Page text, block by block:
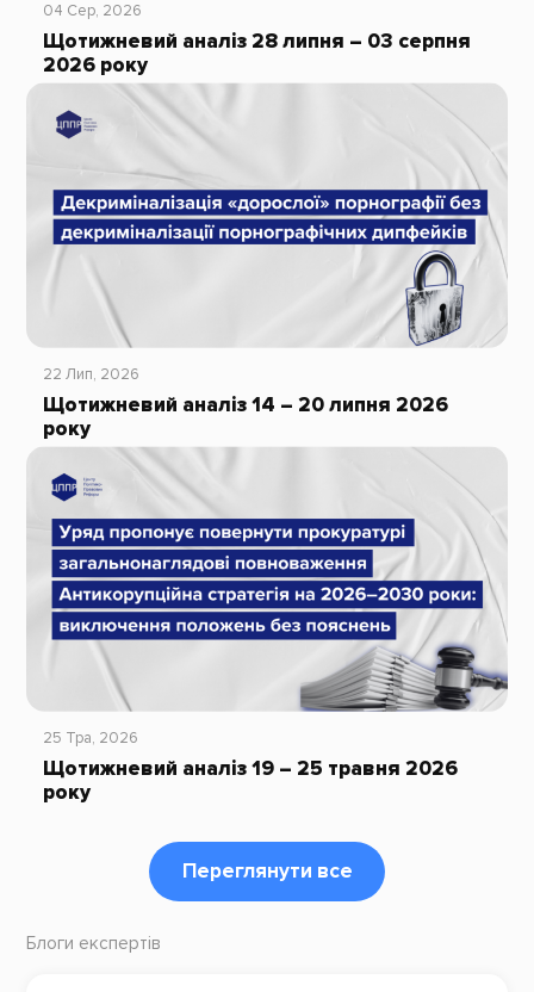
04 Сер, 2026
Щотижневий аналіз 28 липня – 03 серпня
2026 року
22 Лип, 2026
Щотижневий аналіз 14 – 20 липня 2026
року
25 Тра, 2026
Щотижневий аналіз 19 – 25 травня 2026
року
Переглянути все
Блоги експертів